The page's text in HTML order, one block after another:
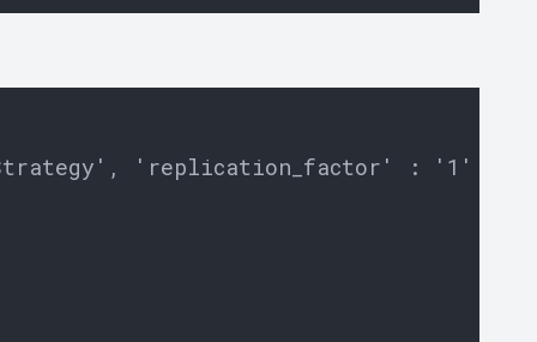
'replication_factor' : '1' };